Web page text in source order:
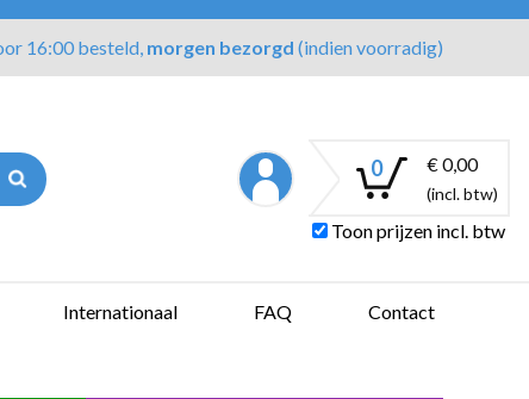
16:00 besteld, morgen bezorgd (indien voorradig)
0 € 0,00
(incl. btw)
Toon prijzen incl. btw
Internationaal FAQ Contact